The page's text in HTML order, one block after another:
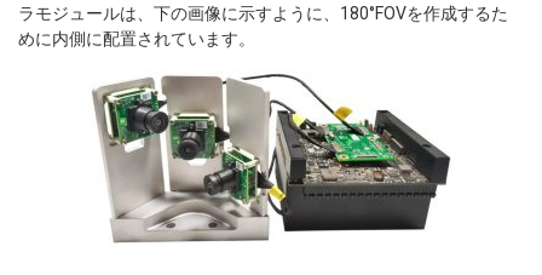
ラモジュールは、下の画像に示すように、180°FOVを作成するた
めに内側に配置されています。